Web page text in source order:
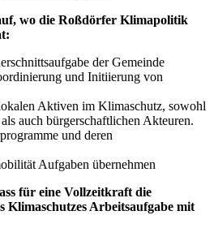
wo die Roßdörfer Klimapolitik
der Gemeinde
und Initiierung von
Aktiven im Klimaschutz, sowohl
auch bürgerschaftlichen Akteuren.
und deren
Aufgaben übernehmen
für eine Vollzeitkraft die
Klimaschutzes Arbeitsaufgabe mit